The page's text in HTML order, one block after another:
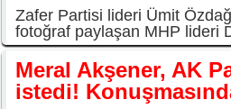
Zafer Partisi lideri Ümit
fotoğraf paylaşan MHP lideri
Meral Akşener, AK
istedi!